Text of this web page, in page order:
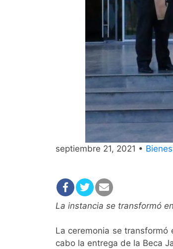
septiembre 21, 2021 •
La instancia se transformó
La ceremonia se
cabo la entrega de la Beca